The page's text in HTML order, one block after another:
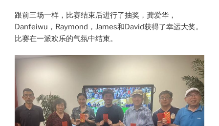
跟前三场一样，比赛结束后进行了抽奖，龚爱华，
Danfeiwu，Raymond，James和David获得了幸运大奖。
比赛在一派欢乐的气氛中结束。